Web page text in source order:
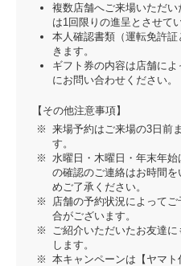
複数店舗へご来場いただ
は1回限りの進呈とさせて
本人確認書類（運転免許
きます。
ギフト券の内容は店舗に
にお問い合わせください。
【その他注意事項】
来場予約はご来場の3日前
す。
水曜日・木曜日・年末年
の確認のご連絡はお時間
めご了承ください。
店舗の予約状況によって
合がございます。
ご紹介いただいたお友達
します。
本キャンペーンは【ヤマ